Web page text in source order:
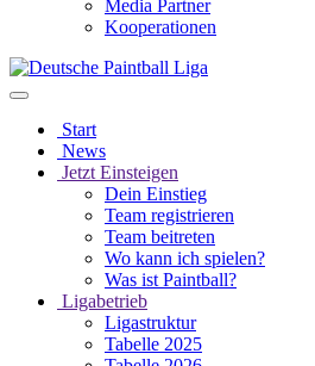
Media Partner
Kooperationen
Start
News
Jetzt Einsteigen
Dein Einstieg
Team registrieren
Team beitreten
Wo kann ich spielen?
Was ist Paintball?
Ligabetrieb
Ligastruktur
Tabelle 2025